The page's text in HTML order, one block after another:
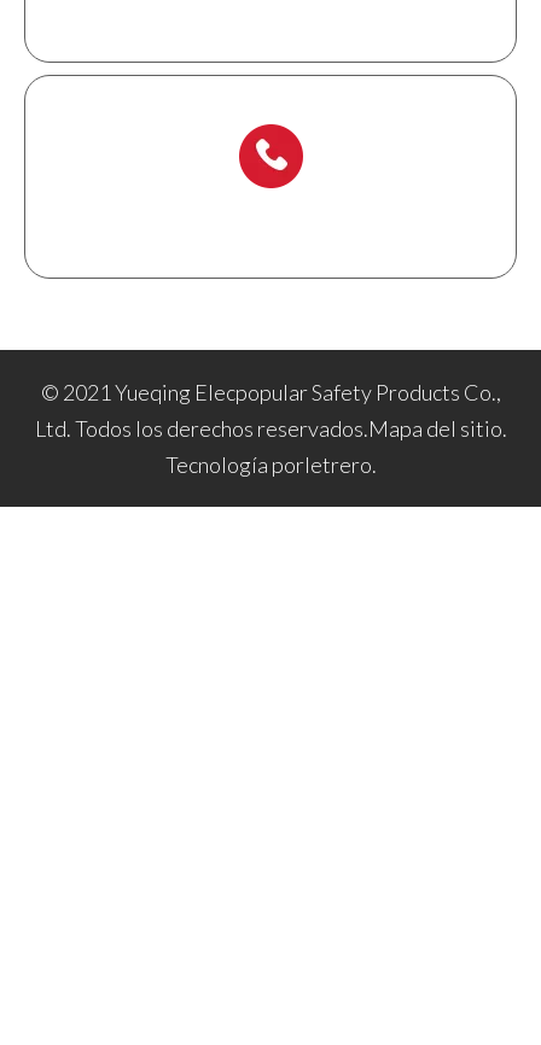
© 2021 Yueqing Elecpopular Safety Products Co.,
Ltd. Todos los derechos reservados.Mapa del sitio.
Tecnología porletrero.